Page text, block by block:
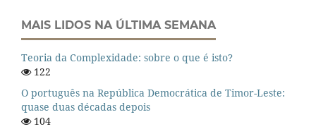
MAIS LIDOS NA ÚLTIMA SEMANA
Teoria da Complexidade: sobre o que é isto?
122
O português na República Democrática de Timor-Leste:
quase duas décadas depois
104